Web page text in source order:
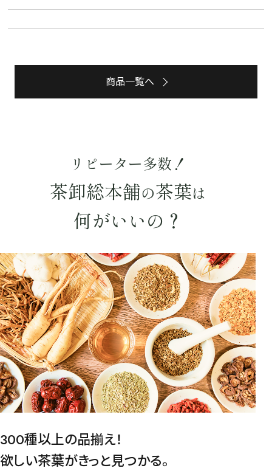
キーワードで探す
茶葉を選択
紅茶
容量を選択
50g 100g 500g 1000g
検索
商品一覧へ
リピーター多数！
茶卸総本舗の茶葉は
何がいいの？
300種以上の品揃え！
欲しい茶葉がきっと見つかる。